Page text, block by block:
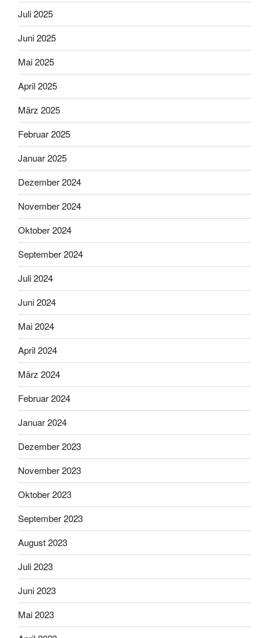
Juli 2025
Juni 2025
Mai 2025
April 2025
März 2025
Februar 2025
Januar 2025
Dezember 2024
November 2024
Oktober 2024
September 2024
Juli 2024
Juni 2024
Mai 2024
April 2024
März 2024
Februar 2024
Januar 2024
Dezember 2023
November 2023
Oktober 2023
September 2023
August 2023
Juli 2023
Juni 2023
Mai 2023